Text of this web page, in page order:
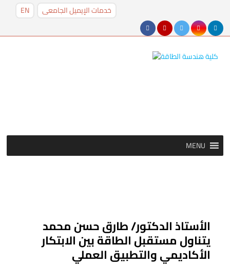
EN خدمات الإيميل الجامعى
MENU
الأستاذ الدكتور/ طارق حسن محمد
يتناول مستقبل الطاقة بين الابتكار
الأكاديمي والتطبيق العملي